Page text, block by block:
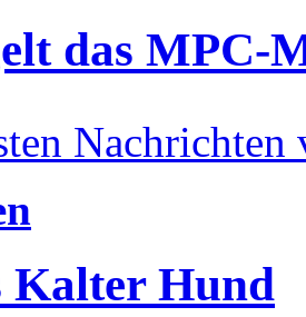
das MPC-
Nachrichten
Kalter Hund